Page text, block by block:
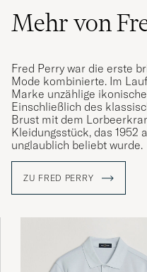
Mehr von
Fred Perry war die erste
Mode kombinierte. Im
Marke unzählige
Einschließlich des
Brust mit dem
Kleidungsstück, das 1952
unglaublich beliebt wurde.
entschied sich jedoch
eigene Bekleidungsmarke
Symbol, das von Perry
geliehen wurde.
ZU FRED PERRY